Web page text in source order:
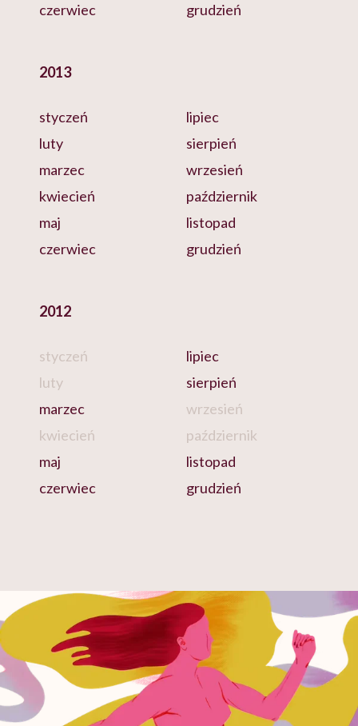
czerwiec
grudzień
2013
styczeń
luty
marzec
kwiecień
maj
czerwiec
lipiec
sierpień
wrzesień
październik
listopad
grudzień
2012
styczeń
luty
marzec
kwiecień
maj
czerwiec
lipiec
sierpień
wrzesień
październik
listopad
grudzień